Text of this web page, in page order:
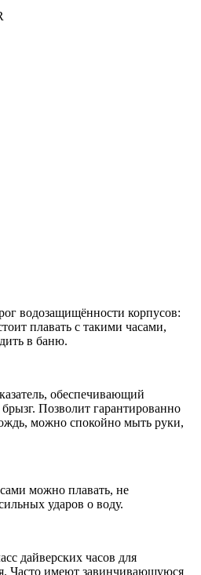
водозащищённости корпусов:
плавать с такими часами,
в баню.
обеспечивающий
Позволит гарантированно
можно спокойно мыть руки,
можно плавать, не
ударов о воду.
дайверских часов для
Часто имеют завинчивающуюся